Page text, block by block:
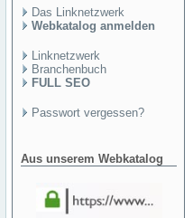
Das Linknetzwerk
Webkatalog anmelden
Linknetzwerk
Branchenbuch
FULL SEO
Passwort vergessen?
Aus unserem Webkatalog